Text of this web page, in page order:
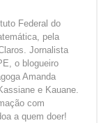
Federal do
pela
Jornalista
o blogueiro
Amanda
e Kauane.
com
a quem doer!